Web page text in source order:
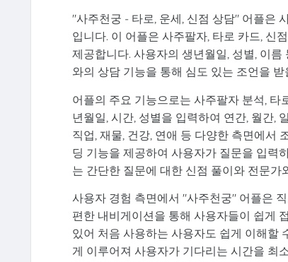
"사주천궁 - 타로, 운세, 신점 상담" 어플은
입니다. 이 어플은 사주팔자, 타로 카드, 신
제공합니다. 사용자의 생년월일, 성별, 이
와의 상담 기능을 통해 심도 있는 조언을 받
어플의 주요 기능으로는 사주팔자 분석, 타
년월일, 시간, 성별을 입력하여 연간, 월간,
직업, 재물, 건강, 연애 등 다양한 측면에서
딩 기능을 제공하여 사용자가 질문을 입력
는 간단한 질문에 대한 신점 풀이와 전문
사용자 경험 측면에서 "사주천궁" 어플은
편한 내비게이션을 통해 사용자들이 쉽게
있어 처음 사용하는 사용자도 쉽게 이해할
게 이루어져 사용자가 기다리는 시간을 최